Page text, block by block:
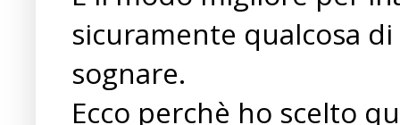
sicuramente qualcosa
sognare.
Ecco perchè ho scelto